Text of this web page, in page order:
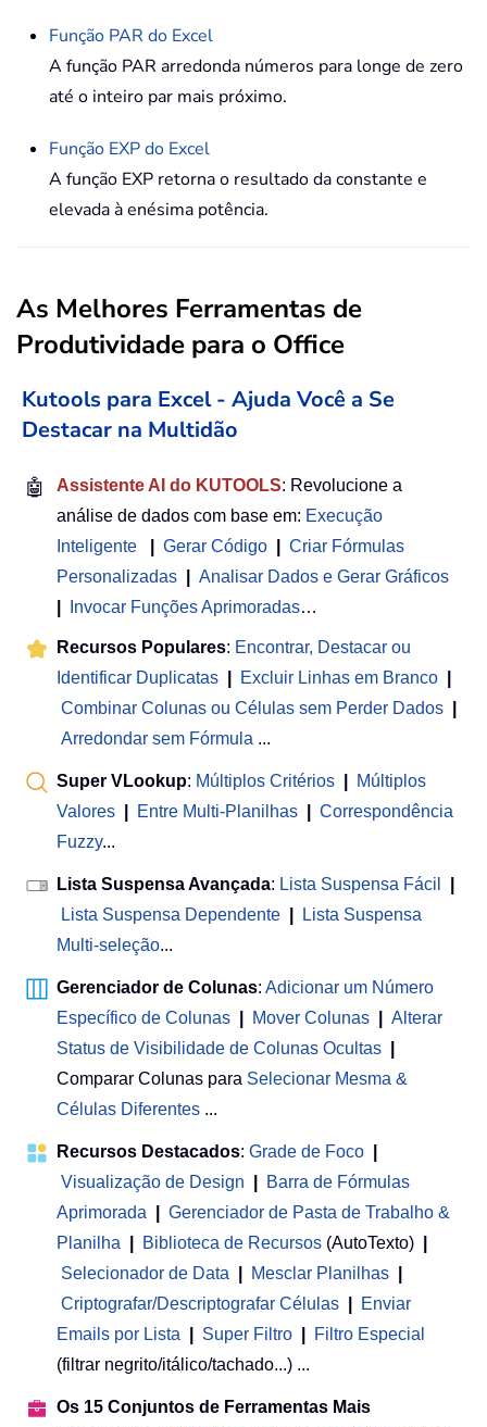
Função PAR do Excel
A função PAR arredonda números para longe de zero
até o inteiro par mais próximo.
Função EXPdo Excel
A função EXP retorna o resultado da constante e
elevada à enésima potência.
As Melhores Ferramentas de
Produtividade para o Office
Kutools para Excel - Ajuda Você a Se
Destacar na Multidão
🤖 Assistente AI do KUTOOLS: Revolucione a
análise de dados com base em: Execução
Inteligente
Gerar Código
Criar Fórmulas
Personalizadas
Analisar Dados e Gerar Gráficos
Invocar Funções Aprimoradas…
Recursos Populares: Encontrar, Destacar ou
Identificar Duplicatas
Excluir Linhas em Branco
Combinar Colunas ou Células sem Perder Dados
Arredondar sem Fórmula ...
Super VLookup: Múltiplos Critérios
Múltiplos
Valores
Entre Multi-Planilhas
Correspondência
Fuzzy...
Lista Suspensa Avançada: Lista Suspensa Fácil
Lista Suspensa Dependente
Lista Suspensa
Multi-seleção...
Gerenciador de Colunas: Adicionar um Número
Específico de Colunas
Mover Colunas
Alterar
Status de Visibilidade de Colunas Ocultas
Comparar Colunas para Selecionar Mesma &
Células Diferentes ...
Recursos Destacados: Grade de Foco
Visualização de Design
Barra de Fórmulas
Aprimorada
Gerenciador de Pasta de Trabalho &
Planilha
Biblioteca de Recursos (AutoTexto)
Selecionador de Data
Mesclar Planilhas
Criptografar/Descriptografar Células
Enviar
Emails por Lista
Super Filtro
Filtro Especial
(filtrar negrito/itálico/tachado...) ...
Os 15 Conjuntos de Ferramentas Mais